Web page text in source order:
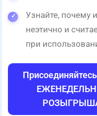
Узнайте, почему
неэтично и
при